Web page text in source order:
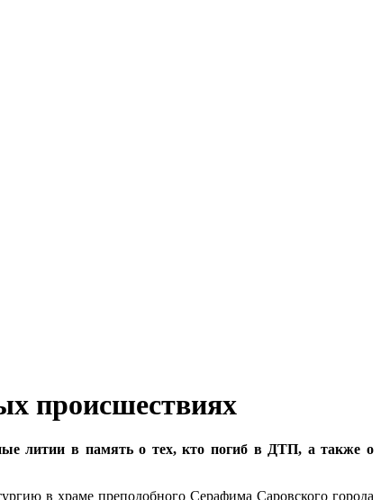
происшествиях
литии в память о тех, кто погиб в ДТП, а также о
в храме преподобного Серафима Саровского города